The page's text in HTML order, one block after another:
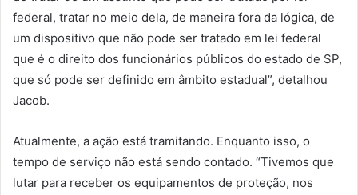
federal, tratar no meio dela, de maneira fora da lógica, de
um dispositivo que não pode ser tratado em lei federal
que é o direito dos funcionários públicos do estado de SP,
que só pode ser definido em âmbito estadual”, detalhou
Jacob.
Atualmente, a ação está tramitando. Enquanto isso, o
tempo de serviço não está sendo contado. “Tivemos que
lutar para receber os equipamentos de proteção, nos